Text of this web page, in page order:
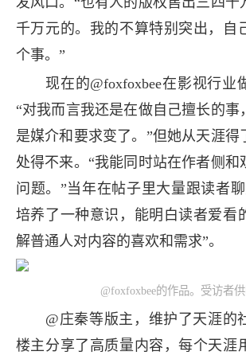
千万元的。我的不算特别突出，自
个事。”
现在的@foxfoxbee在影视行业
“对我而言我还是在做自己擅长的事
是媒介和要求变了。”但她从天涯得
处得不来。“我能同时站在作者侧和
问题。”当年在帖子里大量跟读者
培养了一种意识，能明白读者爱看
解普通人对内容的喜欢和需求”。
@foxfoxbee的作品。受访者
@庄秦等版主，维护了天涯的
楼主分享了高质量内容，每个天涯